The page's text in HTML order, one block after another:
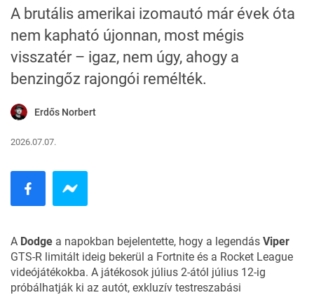
A brutális amerikai izomautó már évek óta
nem kapható újonnan, most mégis
visszatér – igaz, nem úgy, ahogy a
benzingőz rajongói remélték.
Erdős Norbert
2026.07.07.
A Dodge a napokban bejelentette, hogy a legendás Viper
GTS-R limitált ideig bekerül a Fortnite és a Rocket League
videójátékokba. A játékosok július 2-ától július 12-ig
próbálhatják ki az autót, exkluzív testreszabási